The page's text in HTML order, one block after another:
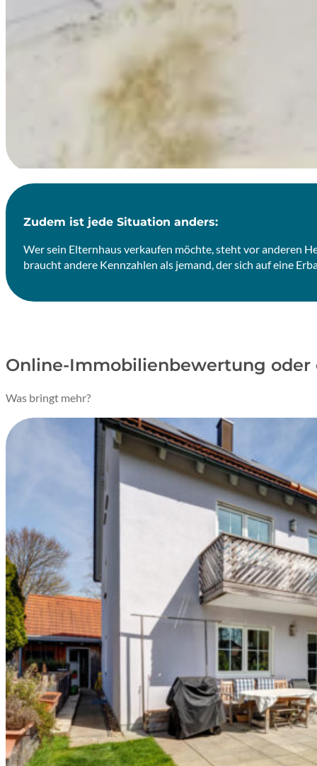
Zudem ist jede Situation anders:
Wer sein Elternhaus verkaufen möchte, steht vor anderen
braucht andere Kennzahlen als jemand, der sich auf eine
Online-Immobilienbewertung
Was bringt mehr?